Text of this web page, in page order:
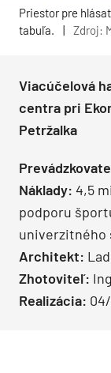
Priestor pre
tabuľa.
| Zdroj:
Viacúčelová
centra pri
Petržalka
Náklady: 4,5
podporu
univerzitného
Architekt:
Zhotoviteľ:
Realizácia: